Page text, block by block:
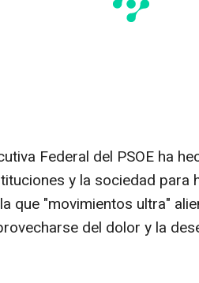
Federal del PSOE ha
y la sociedad para
que "movimientos ultra"
del dolor y la